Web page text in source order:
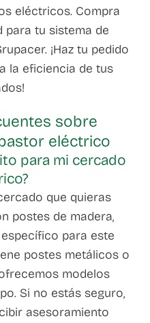
eléctricos. Compra
para tu sistema de
¡Haz tu pedido
la eficiencia de tus
sobre
eléctrico
para mi cercado
que quieras
postes de madera,
para este
postes metálicos o
modelos
Si no estás seguro,
asesoramiento